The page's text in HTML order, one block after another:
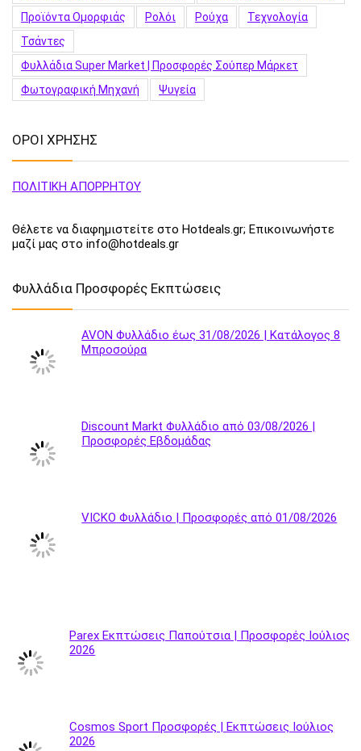
Προϊόντα Ομορφιάς
Ρολόι Ρούχα
Τεχνολογία
Τσάντες
Φυλλάδια Super Market | Προσφορές Σούπερ Μάρκετ
Φωτογραφική Μηχανή
Ψυγεία
ΟΡΟΙ ΧΡΗΣΗΣ
ΠΟΛΙΤΙΚΗ ΑΠΟΡΡΗΤΟΥ
Θέλετε να διαφημιστείτε στο Hotdeals.gr; Επικοινωνήστε
μαζί μας στο info@hotdeals.gr
Φυλλάδια Προσφορές Εκπτώσεις
AVON Φυλλάδιο έως 31/08/2026 | Κατάλογος 8
Μπροσούρα
Discount Markt Φυλλάδιο από 03/08/2026 |
Προσφορές Εβδομάδας
VICKO Φυλλάδιο | Προσφορές από 01/08/2026
Parex Εκπτώσεις Παπούτσια | Προσφορές Ιούλιος
2026
Cosmos Sport Προσφορές | Εκπτώσεις Ιούλιος
2026